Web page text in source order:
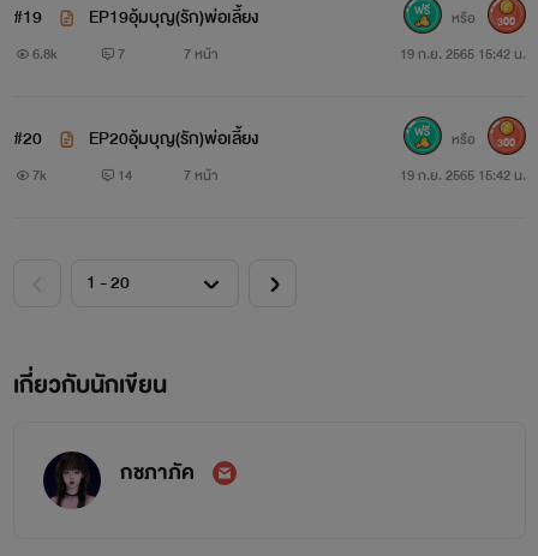
#19 EP19อุ้มบุญ(รัก)พ่อเลี้ยง
6.8k 7 7 หน้า 19 ก.ย. 2565 15:42 น.
หรือ 300
#20 EP20อุ้มบุญ(รัก)พ่อเลี้ยง
7k 14 7 หน้า 19 ก.ย. 2565 15:42 น.
หรือ 300
เกี่ยวกับนักเขียน
กชภาภัค